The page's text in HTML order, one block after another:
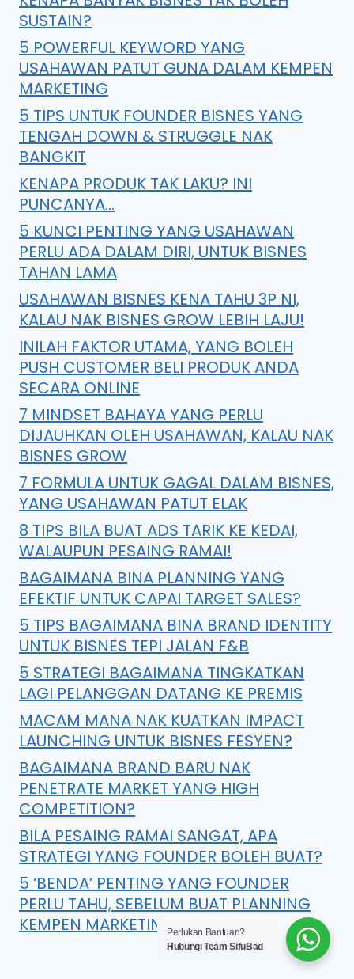
SUSTAIN?
5 POWERFUL KEYWORD YANG
USAHAWAN PATUT GUNA DALAM KEMPEN
MARKETING
5 TIPS UNTUK FOUNDER BISNES YANG
TENGAH DOWN & STRUGGLE NAK
BANGKIT
KENAPA PRODUK TAK LAKU? INI
PUNCANYA…
5 KUNCI PENTING YANG USAHAWAN
PERLU ADA DALAM DIRI, UNTUK BISNES
TAHAN LAMA
USAHAWAN BISNES KENA TAHU 3P NI,
KALAU NAK BISNES GROW LEBIH LAJU!
INILAH FAKTOR UTAMA, YANG BOLEH
PUSH CUSTOMER BELI PRODUK ANDA
SECARA ONLINE
7 MINDSET BAHAYA YANG PERLU
DIJAUHKAN OLEH USAHAWAN, KALAU NAK
BISNES GROW
7 FORMULA UNTUK GAGAL DALAM BISNES,
YANG USAHAWAN PATUT ELAK
8 TIPS BILA BUAT ADS TARIK KE KEDAI,
WALAUPUN PESAING RAMAI!
BAGAIMANA BINA PLANNING YANG
EFEKTIF UNTUK CAPAI TARGET SALES?
5 TIPS BAGAIMANA BINA BRAND IDENTITY
UNTUK BISNES TEPI JALAN F&B
5 STRATEGI BAGAIMANA TINGKATKAN
LAGI PELANGGAN DATANG KE PREMIS
MACAM MANA NAK KUATKAN IMPACT
LAUNCHING UNTUK BISNES FESYEN?
BAGAIMANA BRAND BARU NAK
PENETRATE MARKET YANG HIGH
COMPETITION?
BILA PESAING RAMAI SANGAT, APA
STRATEGI YANG FOUNDER BOLEH BUAT?
5 ‘BENDA’ PENTING YANG FOUNDER
PERLU TAHU, SEBELUM BUAT PLANNING
KEMPEN MARKETINGPerlukan Bantuan?
Hubungi Team SifuBad